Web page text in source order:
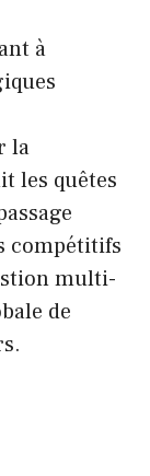
à
la
les quêtes
compétitifs
multi-
de